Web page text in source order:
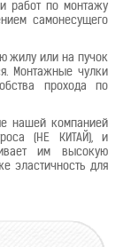
работ по монтажу
самонесущего
жилу или на пучок
Монтажные чулки
прохода по
нашей компанией
(НЕ КИТАЙ), и
им высокую
эластичность для